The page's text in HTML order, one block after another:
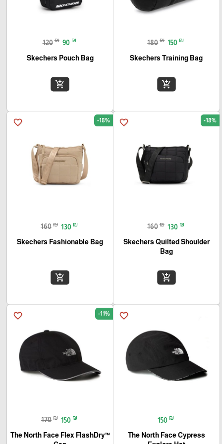
180 ₪ 150 ₪
Skechers Training Bag
add_shopping_cart
120 ₪ 90 ₪
Skechers Pouch Bag
add_shopping_cart
favorite_border -18%
160 ₪ 130 ₪
Skechers Quilted Shoulder
Bag
add_shopping_cart
favorite_border -18%
160 ₪ 130 ₪
Skechers Fashionable Bag
add_shopping_cart
favorite_border
150 ₪
The North Face Cypress
favorite_border -11%
170 ₪ 150 ₪
The North Face Flex FlashDry™